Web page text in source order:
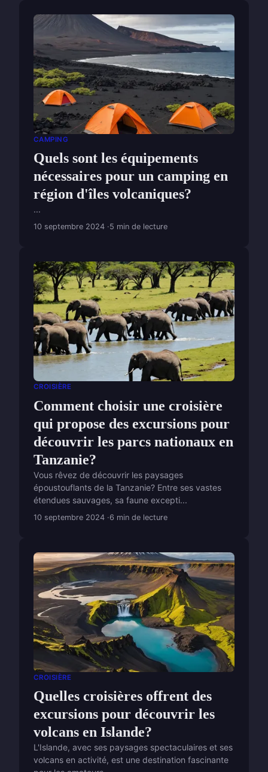
CAMPING
Quels sont les équipements
nécessaires pour un camping en
région d'îles volcaniques?
...
10 septembre 2024 5 min de lecture
CROISIÈRE
Comment choisir une croisière
qui propose des excursions pour
découvrir les parcs nationaux en
Tanzanie?
Vous rêvez de découvrir les paysages
époustouflants de la Tanzanie? Entre ses vastes
étendues sauvages, sa faune excepti...
10 septembre 2024 6 min de lecture
CROISIÈRE
Quelles croisières offrent des
excursions pour découvrir les
volcans en Islande?
L'Islande, avec ses paysages spectaculaires et ses
volcans en activité, est une destination fascinante